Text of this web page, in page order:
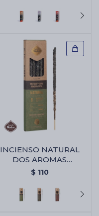
INCIENSO NATURAL
DOS AROMAS
SAGRADA MADRE X8 -
$ 110